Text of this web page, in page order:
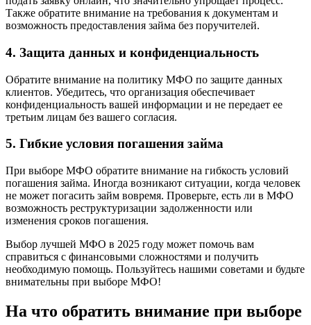
Также обратите внимание на требования к документам и
возможность предоставления займа без поручителей.
4. Защита данных и конфиденциальность
Обратите внимание на политику МФО по защите данных
клиентов. Убедитесь, что организация обеспечивает
конфиденциальность вашей информации и не передает ее
третьим лицам без вашего согласия.
5. Гибкие условия погашения займа
При выборе МФО обратите внимание на гибкость условий
погашения займа. Иногда возникают ситуации, когда человек
не может погасить займ вовремя. Проверьте, есть ли в МФО
возможность реструктуризации задолженности или
изменения сроков погашения.
Выбор лучшей МФО в 2025 году может помочь вам
справиться с финансовыми сложностями и получить
необходимую помощь. Пользуйтесь нашими советами и будьте
внимательны при выборе МФО!
На что обратить внимание при выборе